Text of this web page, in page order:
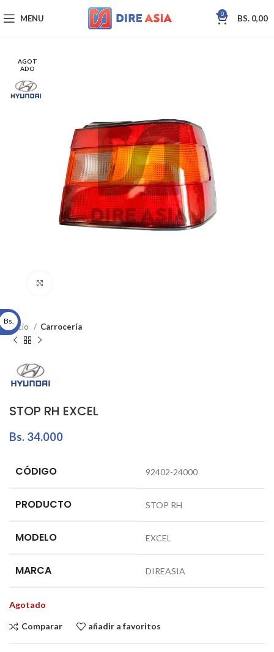
MENU 0 BS. 0,00
AGOT
ADO
Inicio Carrocería
STOP RH EXCEL
Bs. 34.000
CÓDIGO 92402-24000
PRODUCTO STOP RH
MODELO EXCEL
MARCA DIREASIA
Agotado
Comparar añadir a favoritos
Bs.